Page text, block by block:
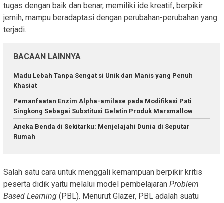
tugas dengan baik dan benar, memiliki ide kreatif, berpikir
jernih, mampu beradaptasi dengan perubahan-perubahan yang
terjadi.
BACAAN LAINNYA
Madu Lebah Tanpa Sengat si Unik dan Manis yang Penuh
Khasiat
Pemanfaatan Enzim Αlpha-amilase pada Modifikasi Pati
Singkong Sebagai Substitusi Gelatin Produk Marsmallow
Aneka Benda di Sekitarku: Menjelajahi Dunia di Seputar
Rumah
Salah satu cara untuk menggali kemampuan berpikir kritis
peserta didik yaitu melalui model pembelajaran Problem
Based Learning (PBL). Menurut Glazer, PBL adalah suatu